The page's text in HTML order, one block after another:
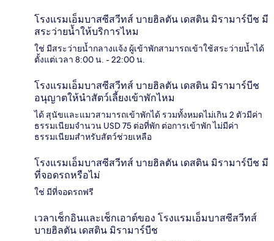
โรงแรมเอ็มบาสซีสวีทส์ บายฮิลตัน เดสติน มิรามาร์บีช มี
สระว่ายน้ำให้บริการไหม
ใช่ มีสระว่ายน้ำกลางแจ้ง ผู้เข้าพักสามารถเข้าใช้สระว่ายน้ำได้
ตั้งแต่เวลา 8:00 น. - 22:00 น.
โรงแรมเอ็มบาสซีสวีทส์ บายฮิลตัน เดสติน มิรามาร์บีช
อนุญาตให้นำสัตว์เลี้ยงเข้าพักไหม
ได้ สุนัขและแมวสามารถเข้าพักได้ รวมทั้งหมดไม่เกิน 2 ตัวมีค่า
ธรรมเนียมจำนวน USD 75 ต่อที่พัก ต่อการเข้าพัก ไม่มีค่า
ธรรมเนียมสำหรับสัตว์ช่วยเหลือ
โรงแรมเอ็มบาสซีสวีทส์ บายฮิลตัน เดสติน มิรามาร์บีช มี
ที่จอดรถหรือไม่
ใช่ มีที่จอดรถฟรี
เวลาเช็กอินและเช็กเอาต์ของ โรงแรมเอ็มบาสซีสวีทส์
บายฮิลตัน เดสติน มิรามาร์บีช